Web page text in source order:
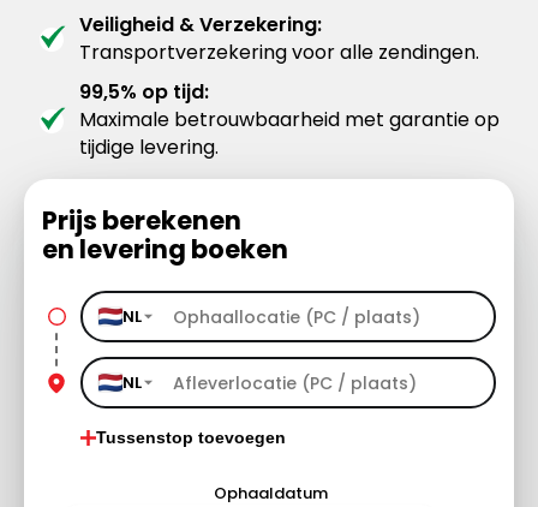
Veiligheid & Verzekering:
Transportverzekering voor alle zendingen.
99,5% op tijd:
Maximale betrouwbaarheid met garantie op
tijdige levering.
Prijs berekenen
en levering boeken
NL
NL
Tussenstop toevoegen
Ophaaldatum